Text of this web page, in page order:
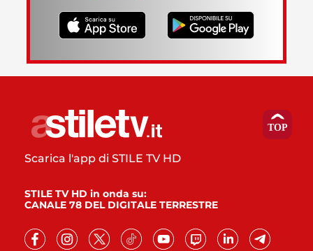
Scarica l'app di STILE TV HD
STILE TV HD in onda su:
CANALE 78 DEL DIGITALE TERRESTRE